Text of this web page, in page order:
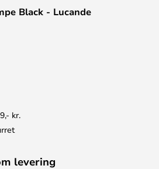
Black - Lucande
kr.
levering